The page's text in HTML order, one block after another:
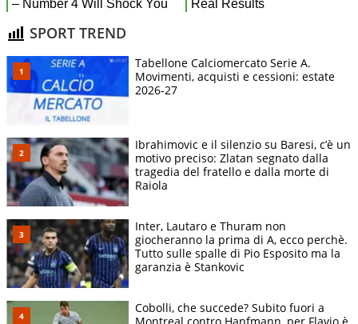
SPORT TREND
Tabellone Calciomercato Serie A.
Movimenti, acquisti e cessioni: estate
2026-27
Ibrahimovic e il silenzio su Baresi, c’è un
motivo preciso: Zlatan segnato dalla
tragedia del fratello e dalla morte di
Raiola
Inter, Lautaro e Thuram non
giocheranno la prima di A, ecco perchè.
Tutto sulle spalle di Pio Esposito ma la
garanzia è Stankovic
Cobolli, che succede? Subito fuori a